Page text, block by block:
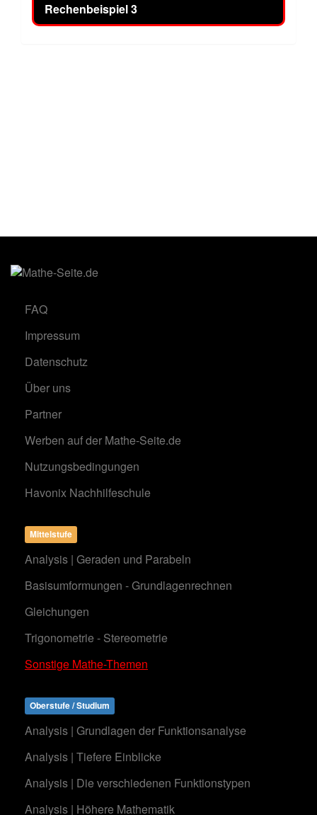
Rechenbeispiel 3
FAQ
Impressum
Datenschutz
Über uns
Partner
Werben auf der Mathe-Seite.de
Nutzungsbedingungen
Havonix Nachhilfeschule
Mittelstufe
Analysis | Geraden und Parabeln
Basisumformungen - Grundlagenrechnen
Gleichungen
Trigonometrie - Stereometrie
Sonstige Mathe-Themen
Oberstufe / Studium
Analysis | Grundlagen der Funktionsanalyse
Analysis | Tiefere Einblicke
Analysis | Die verschiedenen Funktionstypen
Analysis | Höhere Mathematik